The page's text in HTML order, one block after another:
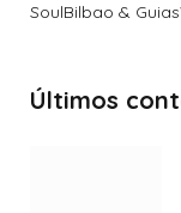
SoulBilbao &
Últimos